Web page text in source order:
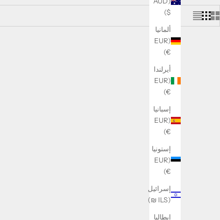
$)
ألمانيا
(EUR
€)
أيرلندا
(EUR
€)
إسبانيا
(EUR
€)
إستونيا
(EUR
€)
إسرائيل
(ILS ₪)
إيطاليا